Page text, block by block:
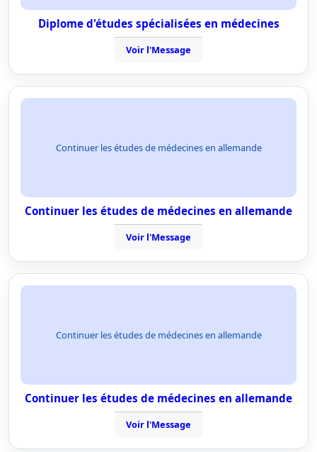
Diplome d'études spécialisées en médecines
Voir l'Message
Continuer les études de médecines en allemande
Continuer les études de médecines en allemande
Voir l'Message
Continuer les études de médecines en allemande
Continuer les études de médecines en allemande
Voir l'Message